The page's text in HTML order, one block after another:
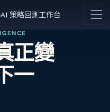
策略回測工作台
正變
一